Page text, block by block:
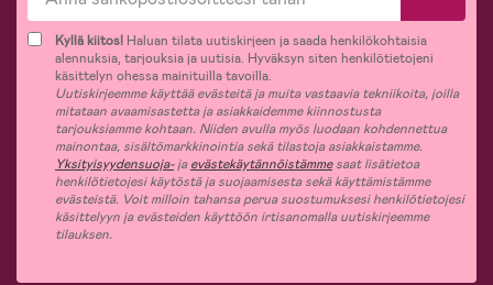
Kyllä kiitos! Haluan tilata uutiskirjeen ja saada henkilökohtaisia
alennuksia, tarjouksia ja uutisia. Hyväksyn siten henkilötietojeni
käsittelyn ohessa mainituilla tavoilla.
Uutiskirjeemme käyttää evästeitä ja muita vastaavia tekniikoita, joilla
mitataan avaamisastetta ja asiakkaidemme kiinnostusta
tarjouksiamme kohtaan. Niiden avulla myös luodaan kohdennettua
mainontaa, sisältömarkkinointia sekä tilastoja asiakkaistamme.
Yksityisyydensuoja-jaevästekäytännöistämmesaat lisätietoa
henkilötietojesi käytöstä ja suojaamisesta sekä käyttämistämme
evästeistä. Voit milloin tahansa perua suostumuksesi henkilötietojesi
käsittelyyn ja evästeiden käyttöön irtisanomalla uutiskirjeemme
tilauksen.